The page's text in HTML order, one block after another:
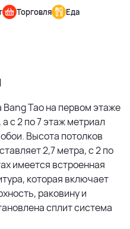
Торговля
Еда
Tao на первом этаже
с 2 по 7 этаж метриал
Высота потолков
2,7 метра, с 2 по
имеется встроенная
которая включает
раковину и
сплит система